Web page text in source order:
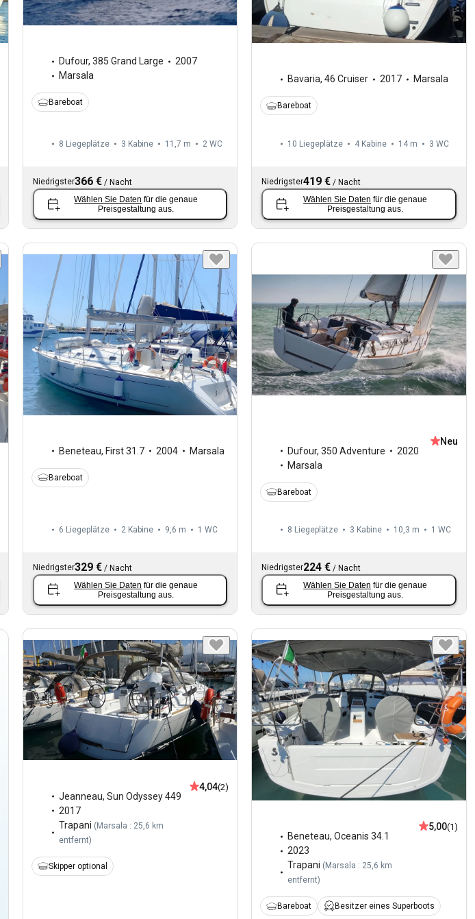
Dufour, 385 Grand Large
2007
Marsala
Bareboat
8 Liegeplätze 3 Kabine 11,7 m 2 WC
Niedrigster366 €/ Nacht
Wählen Sie Daten für die genaue
Preisgestaltung aus.
Bavaria,46 Cruiser 2017 Marsala
Bareboat
10 Liegeplätze 4 Kabine 14 m 3 WC
Niedrigster419 € / Nacht
Wählen Sie Daten für die genaue
Preisgestaltung aus.
Beneteau, First 31.7 2004 Marsala
Bareboat
6 Liegeplätze 2 Kabine 9,6 m 1 WC
Niedrigster329 €/ Nacht
Wählen Sie Daten für die genaue
Preisgestaltung aus.
Dufour,350 Adventure
2020
Marsala
Neu
Bareboat
8 Liegeplätze 3 Kabine 10,3 m 1 WC
Niedrigster224 € / Nacht
Wählen Sie Daten für die genaue
Preisgestaltung aus.
Jeanneau, Sun Odyssey 449
2017
Trapani (Marsala : 25,6 km
entfernt)
4,04(2)
Skipper optional
Beneteau,Oceanis 34.1
2023
Trapani ( Marsala : 25,6 km
entfernt)
5,00(1)
Bareboat Besitzer eines Superboots